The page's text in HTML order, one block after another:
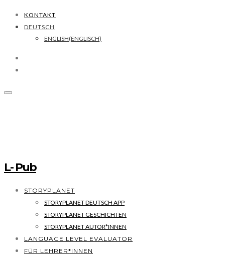
KONTAKT
DEUTSCH
ENGLISH(ENGLISCH)
L- Pub
STORYPLANET
STORYPLANET DEUTSCH APP
STORYPLANET GESCHICHTEN
STORYPLANET AUTOR*INNEN
LANGUAGE LEVEL EVALUATOR
FÜR LEHRER*INNEN